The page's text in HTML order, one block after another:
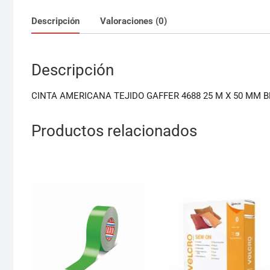
Descripción Valoraciones (0)
Descripción
CINTA AMERICANA TEJIDO GAFFER 4688 25 M X 50 MM
Productos relacionados